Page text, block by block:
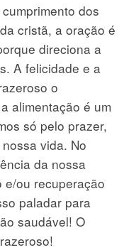
dos
cristã, a oração é
direciona a
A felicidade e a
o
alimentação é um
só pelo prazer,
vida. No
da nossa
ou recuperação
paladar para
saudável! O